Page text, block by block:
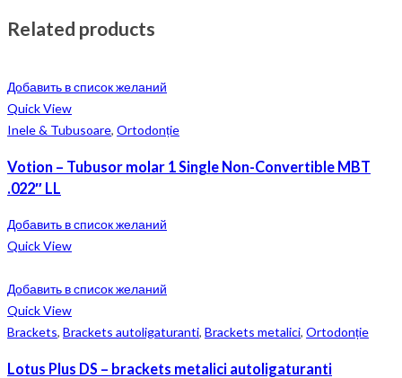
Related products
Добавить в список желаний
Quick View
Inele & Tubusoare, Ortodonție
Votion – Tubusor molar 1 Single Non-Convertible MBT
.022″ LL
Добавить в список желаний
Quick View
Добавить в список желаний
Quick View
Brackets, Brackets autoligaturanti, Brackets metalici, Ortodonție
Lotus Plus DS – brackets metalici autoligaturanti